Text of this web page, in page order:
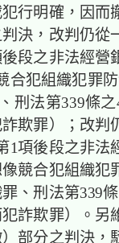
行明確，因而
決，改判仍從
段之非法經營
合犯組織犯罪
刑法第339條
欺罪）；改判
1項後段之非法
競合犯組織犯
、刑法第339
詐欺罪）。另
部分之判決，